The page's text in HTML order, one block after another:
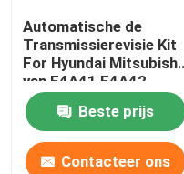
Automatische de
Transmissierevisie Kit
For Hyundai Mitsubishi
van F4A41 F4A42
F4A4B
Beste prijs
Contacteer ons